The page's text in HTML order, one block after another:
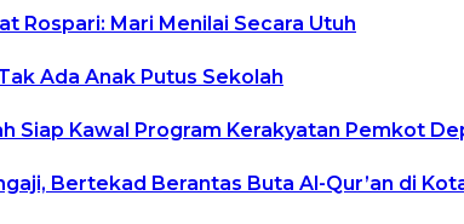
Rospari: Mari Menilai Secara Utuh
Ada Anak Putus Sekolah
Siap Kawal Program Kerakyatan Pemkot
Bertekad Berantas Buta Al-Qur’an di